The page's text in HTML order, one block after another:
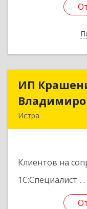
ИП
Истра
Клиентов на
1С:Специалист
ИП